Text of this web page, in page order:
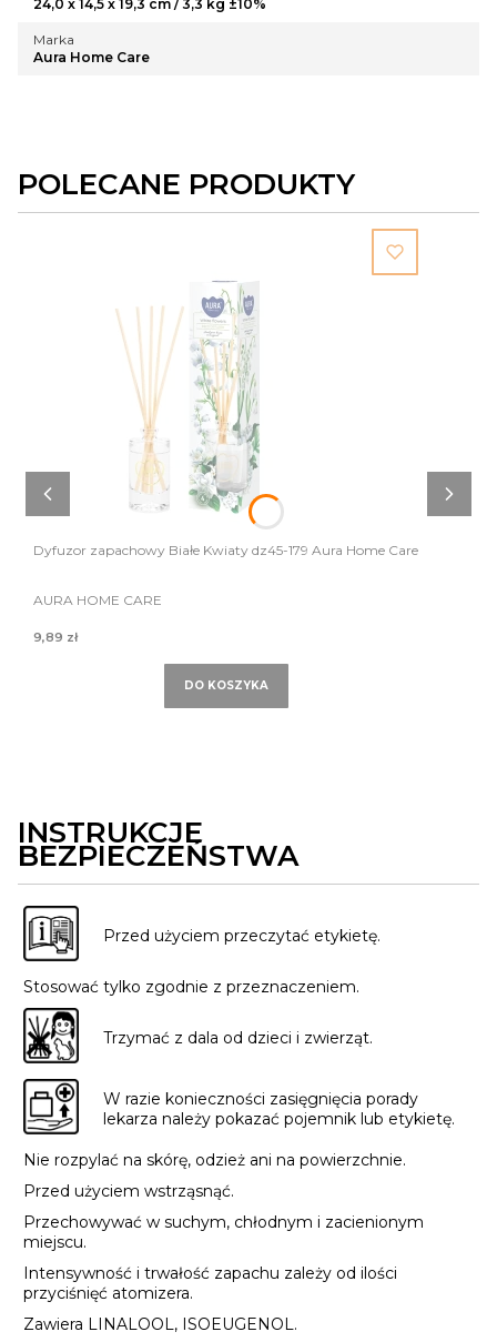
24,0 x 14,5 x 19,3 cm / 3,3 kg ±10%
Marka
Aura Home Care
POLECANE PRODUKTY
Dyfuzor zapachowy Białe Kwiaty dz45-179 Aura Home Care
AURA HOME CARE
9,89 zł
DO KOSZYKA
INSTRUKCJE
BEZPIECZEŃSTWA
Przed użyciem przeczytać etykietę.
Stosować tylko zgodnie z przeznaczeniem.
Trzymać z dala od dzieci i zwierząt.
W razie konieczności zasięgnięcia porady
lekarza należy pokazać pojemnik lub etykietę.
Nie rozpylać na skórę, odzież ani na powierzchnie.
Przed użyciem wstrząsnąć.
Przechowywać w suchym, chłodnym i zacienionym
miejscu.
Intensywność i trwałość zapachu zależy od ilości
przyciśnięć atomizera.
Zawiera LINALOOL, ISOEUGENOL.